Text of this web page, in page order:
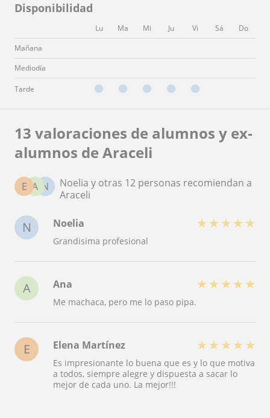
Disponibilidad
Lu Ma Mi Ju Vi Sá
Do
Mañana
Mediodía
Tarde
13 valoraciones de alumnos y ex-
alumnos de Araceli
N
A
E
Noelia y otras 12 personas recomiendan a
Araceli
N Noelia ★ ★ ★ ★ ★
Grandisima profesional
A Ana ★ ★ ★ ★ ★
Me machaca, pero me lo paso pipa.
E Elena Martínez ★ ★ ★ ★ ★
Es impresionante lo buena que es y lo que motiva
a todos, siempre alegre y dispuesta a sacar lo
mejor de cada uno. La mejor!!!